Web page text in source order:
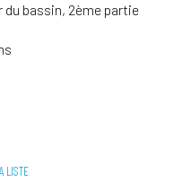
du bassin, 2ème partie
LISTE